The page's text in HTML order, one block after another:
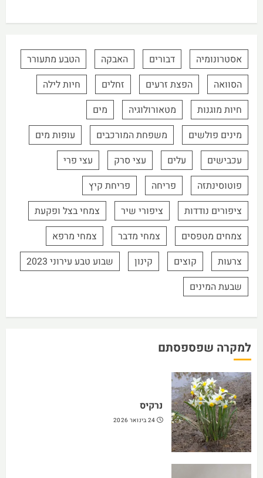
אסטרונומיה דבורים האבקה
הטבע מתעורר
הסוואה
הפצת זרעים זחלים
חיות לילה
חיות מוגנות
מטאורולוגיה
מים
מינים פולשים
משפחת המורכבים
עופות מים
עכבישים
עלים עצי סרק
עצי פרי
פוטוסינתזה
פריחה
פריחת קיץ
ציפורים נודדות
ציפורי שיר
צמחי בצל ופקעת
צמחים מטפסים
צמחי מדבר
צמחי מרפא
צרעות
קוצים קינון
שבוע טבע עירוני 2023
שבעת המינים
למקרה שפספסתם
נרקיס
24 בינואר 2026